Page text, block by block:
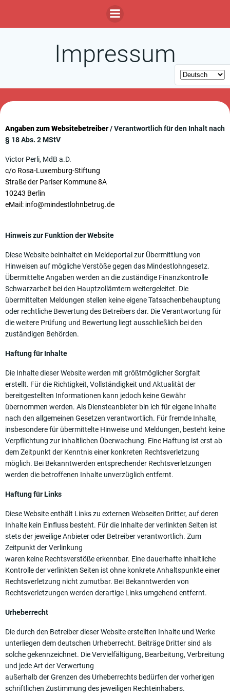
Inhalt
springen
Impressum
Angaben zum Websitebetreiber/ Verantwortlich für den Inhalt nach
§ 18 Abs. 2 MStV
Victor Perli, MdB a.D.
c/o Rosa-Luxemburg-Stiftung
Straße der Pariser Kommune 8A
10243 Berlin
eMail: info@mindestlohnbetrug.de
Hinweis zur Funktion der Website
Diese Website beinhaltet ein Meldeportal zur Übermittlung von
Hinweisen auf mögliche Verstöße gegen das Mindestlohngesetz.
Übermittelte Angaben werden an die zuständige Finanzkontrolle
Schwarzarbeit bei den Hauptzollämtern weitergeleitet. Die
übermittelten Meldungen stellen keine eigene Tatsachenbehauptung
oder rechtliche Bewertung des Betreibers dar. Die Verantwortung für
die weitere Prüfung und Bewertung liegt ausschließlich bei den
zuständigen Behörden.
Haftung für Inhalte
Die Inhalte dieser Website werden mit größtmöglicher Sorgfalt
erstellt. Für die Richtigkeit, Vollständigkeit und Aktualität der
bereitgestellten Informationen kann jedoch keine Gewähr
übernommen werden. Als Diensteanbieter bin ich für eigene Inhalte
nach den allgemeinen Gesetzen verantwortlich. Für fremde Inhalte,
insbesondere für übermittelte Hinweise und Meldungen, besteht keine
Verpflichtung zur inhaltlichen Überwachung. Eine Haftung ist erst ab
dem Zeitpunkt der Kenntnis einer konkreten Rechtsverletzung
möglich. Bei Bekanntwerden entsprechender Rechtsverletzungen
werden die betroffenen Inhalte unverzüglich entfernt.
Haftung für Links
Diese Website enthält Links zu externen Webseiten Dritter, auf deren
Inhalte kein Einfluss besteht. Für die Inhalte der verlinkten Seiten ist
stets der jeweilige Anbieter oder Betreiber verantwortlich. Zum
Zeitpunkt der Verlinkung
waren keine Rechtsverstöße erkennbar. Eine dauerhafte inhaltliche
Kontrolle der verlinkten Seiten ist ohne konkrete Anhaltspunkte einer
Rechtsverletzung nicht zumutbar. Bei Bekanntwerden von
Rechtsverletzungen werden derartige Links umgehend entfernt.
Urheberrecht
Die durch den Betreiber dieser Website erstellten Inhalte und Werke
unterliegen dem deutschen Urheberrecht. Beiträge Dritter sind als
solche gekennzeichnet. Die Vervielfältigung, Bearbeitung, Verbreitung
und jede Art der Verwertung
außerhalb der Grenzen des Urheberrechts bedürfen der vorherigen
schriftlichen Zustimmung des jeweiligen Rechteinhabers.